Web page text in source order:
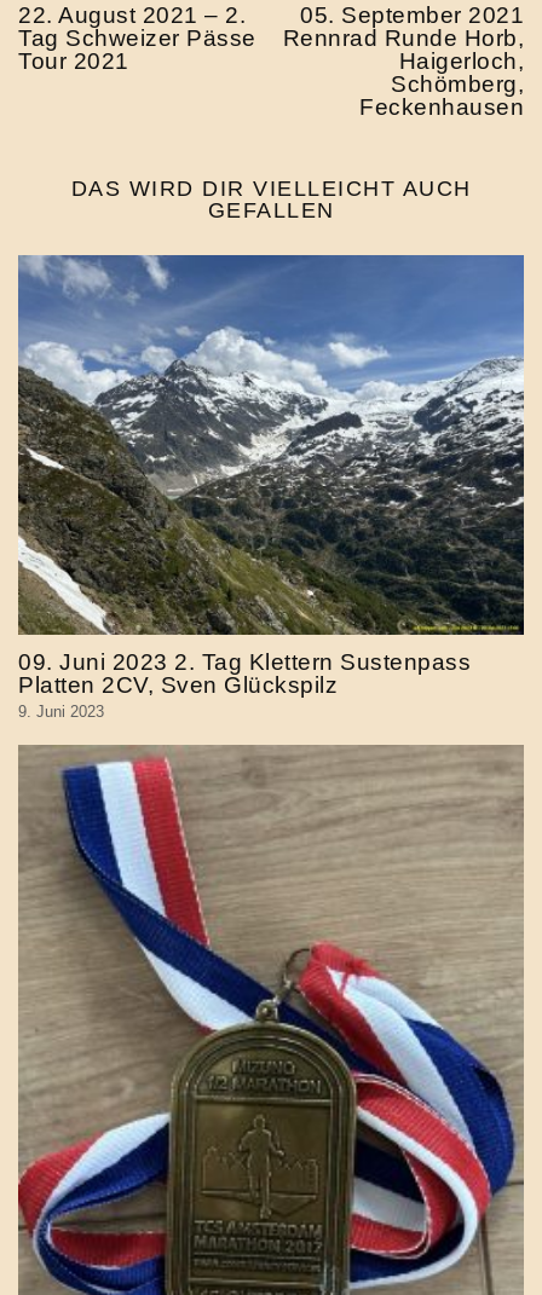
22. August 2021 – 2.
Tag Schweizer Pässe
Tour 2021
05. September 2021
Rennrad Runde Horb,
Haigerloch,
Schömberg,
Feckenhausen
DAS WIRD DIR VIELLEICHT AUCH
GEFALLEN
09. Juni 2023 2. Tag Klettern Sustenpass
Platten 2CV, Sven Glückspilz
9. Juni 2023